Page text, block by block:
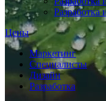
Разработка
Цены
Маркетинг
Специалисты
Дизайн
Разработка